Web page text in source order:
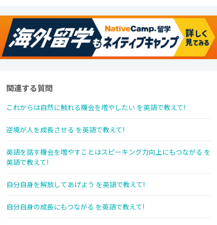
関連する質問
これからは自然に触れる機会を増やしたい を英語で教えて!
逆境が人を成長させる を英語で教えて!
英語を話す機会を増やすことはスピーキング力向上にもつながる を
英語で教えて!
自分自身を解放してあげよう を英語で教えて!
自分自身の成長にもつながる を英語で教えて!